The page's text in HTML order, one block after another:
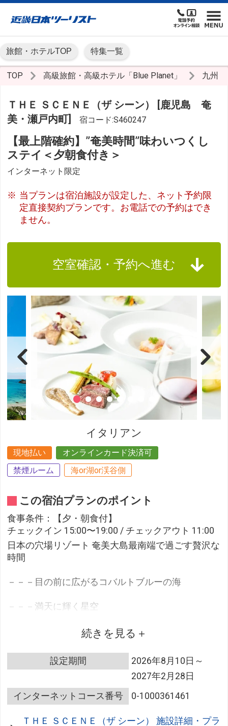
旅館・ホテルTOP 特集一覧
TOP 高級旅館・高級ホテル「Blue Planet」 九州
ＴＨＥ ＳＣＥＮＥ（ザ シーン） [鹿児島 奄
美・瀬戸内町]
宿コード:S460247
【最上階確約】”奄美時間”味わいつくし
ステイ＜夕朝食付き＞
インターネット限定
当プランは宿泊施設が設定した、ネット予約限
定直接契約プランです。お電話での予約はでき
ません。
空室確認・予約へ進む
イタリアン
現地払い
オンラインカード決済可
禁煙ルーム
海or湖or渓谷側
この宿泊プランのポイント
食事条件：【夕・朝食付】
チェックイン 15:00〜19:00 / チェックアウト 11:00
日本の穴場リゾート 奄美大島最南端で過ごす贅沢な
時間
－－－目の前に広がるコバルトブルーの海
－－－満天に輝く星空
都会の喧騒を忘れゆったりとした奄美時間を
「和食」と「イタリアン」のコースがございます。
・奇数日：イタリアン
続きを見る
設定期間
2026年8月10日～
2027年2月28日
インターネットコース番号
0-1000361461
ＴＨＥ ＳＣＥＮＥ（ザ シーン） 施設詳細・プラ